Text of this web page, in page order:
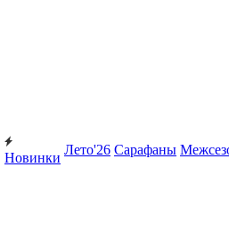
Новинки
Лето'26 Сарафаны